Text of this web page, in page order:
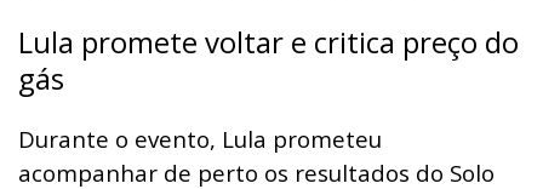
Lula promete voltar e critica preço do
gás
Durante o evento, Lula prometeu
acompanhar de perto os resultados do Solo